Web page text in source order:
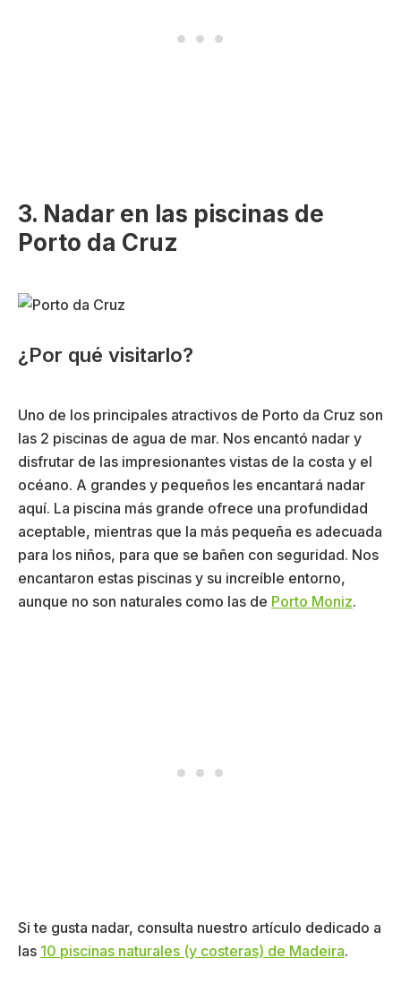
3. Nadar en las piscinas de
Porto da Cruz
¿Por qué visitarlo?
Uno de los principales atractivos de Porto da Cruz son
las 2 piscinas de agua de mar. Nos encantó nadar y
disfrutar de las impresionantes vistas de la costa y el
océano. A grandes y pequeños les encantará nadar
aquí. La piscina más grande ofrece una profundidad
aceptable, mientras que la más pequeña es adecuada
para los niños, para que se bañen con seguridad. Nos
encantaron estas piscinas y su increíble entorno,
aunque no son naturales como las de Porto Moniz.
Si te gusta nadar, consulta nuestro artículo dedicado a
las 10 piscinas naturales (y costeras) de Madeira.